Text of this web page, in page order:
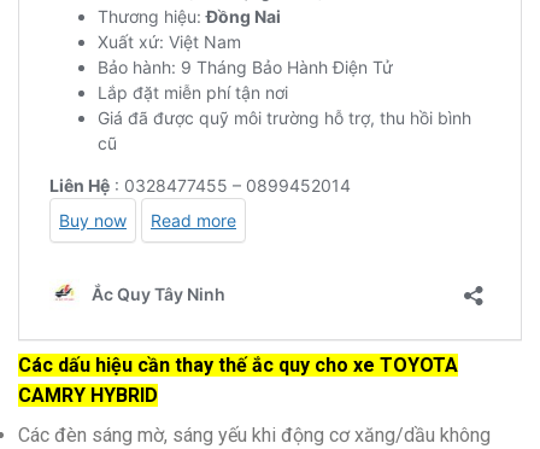
Các dấu hiệu cần thay thế ắc quy cho xe TOYOTA
CAMRY HYBRID
Các đèn sáng mờ, sáng yếu khi động cơ xăng/dầu không